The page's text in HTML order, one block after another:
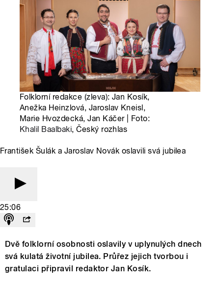
Folklorní redakce (zleva): Jan Kosík,
Anežka Heinzlová, Jaroslav Kneisl,
Marie Hvozdecká, Jan Káčer | Foto:
Khalil Baalbaki, Český rozhlas
František Šulák a Jaroslav Novák oslavili svá jubilea
25:06
Dvě folklorní osobnosti oslavily v uplynulých dnech
svá kulatá životní jubilea. Průřez jejich tvorbou i
gratulaci připravil redaktor Jan Kosík.